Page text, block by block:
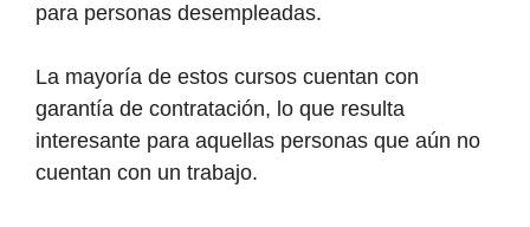
para personas desempleadas.
La mayoría de estos cursos cuentan con
garantía de contratación, lo que resulta
interesante para aquellas personas que aún no
cuentan con un trabajo.